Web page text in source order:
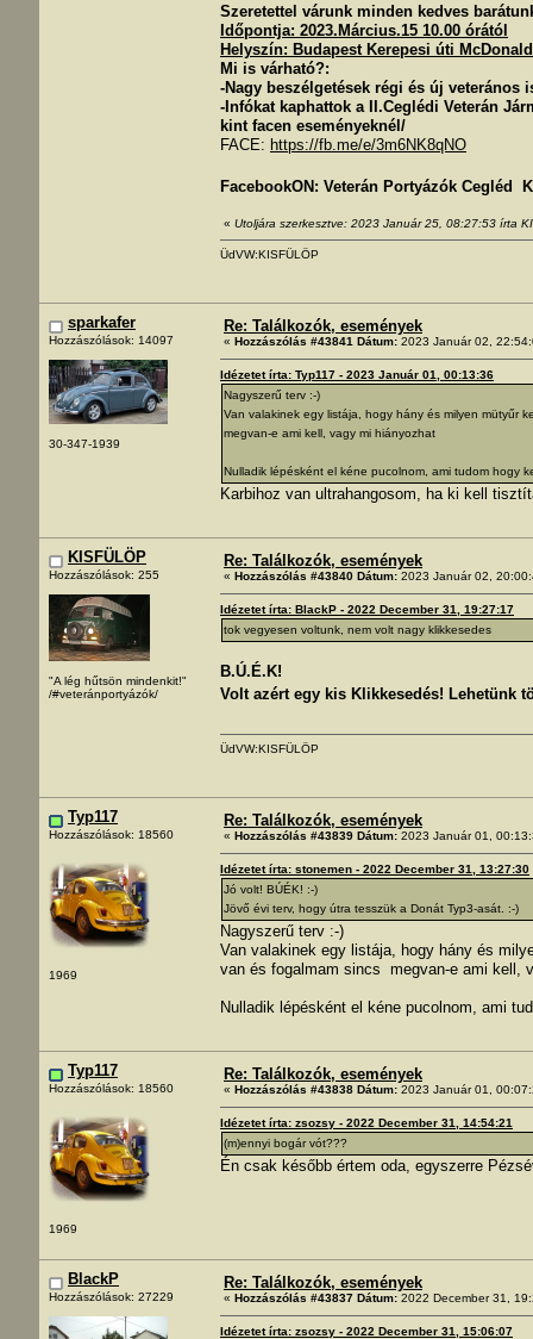
Szeretettel várunk minden kedves
Időpontja: 2023.Március.15 10.00 órától
Helyszín: Budapest Kerepesi úti
Mi is várható?:
-Nagy beszélgetések régi és új veterános
-Infókat kaphattok a II.Ceglédi Veterán
kint facen eseményeknél/
FACE: https://fb.me/e/3m6NK8qNO
FacebookON: Veterán Portyázók Cegléd
« Utoljára szerkesztve: 2023 Január 25, 08:27:53 írta
ÜdVW:KISFÜLÖP
sparkafer
Hozzászólások: 14097
30-347-1939
Re: Találkozók, események
« Hozzászólás #43841 Dátum: 2023 Január 02,
Idézetet írta: Typ117 - 2023 Január 01, 00:13:36
Nagyszerű terv :-)
Van valakinek egy listája, hogy hány és milyen mütyűr
megvan-e ami kell, vagy mi hiányozhat
Nulladik lépésként el kéne pucolnom, ami tudom hogy
Karbihoz van ultrahangosom, ha ki kell
KISFÜLÖP
Hozzászólások: 255
"A lég hűtsön mindenkit!"
/#veteránportyázók/
Re: Találkozók, események
« Hozzászólás #43840 Dátum: 2023 Január 02,
Idézetet írta: BlackP - 2022 December 31, 19:27:17
tok vegyesen voltunk, nem volt nagy klikkesedes
B.Ú.É.K!
Volt azért egy kis Klikkesedés! Lehetünk
ÜdVW:KISFÜLÖP
Typ117
Hozzászólások: 18560
1969
Re: Találkozók, események
« Hozzászólás #43839 Dátum: 2023 Január 01,
Idézetet írta: stonemen - 2022 December 31, 13:27:30
Jó volt! BÚÉK! :-)
Jövő évi terv, hogy útra tesszük a Donát Typ3-asát. :-)
Nagyszerű terv :-)
Van valakinek egy listája, hogy hány és
van és fogalmam sincs megvan-e ami kell,
Nulladik lépésként el kéne pucolnom, ami
Typ117
Hozzászólások: 18560
1969
Re: Találkozók, események
« Hozzászólás #43838 Dátum: 2023 Január 01,
Idézetet írta: zsozsy - 2022 December 31, 14:54:21
(m)ennyi bogár vót???
Én csak később értem oda, egyszerre
BlackP
Hozzászólások: 27229
Re: Találkozók, események
« Hozzászólás #43837 Dátum: 2022 December 31,
Idézetet írta: zsozsy - 2022 December 31, 15:06:07